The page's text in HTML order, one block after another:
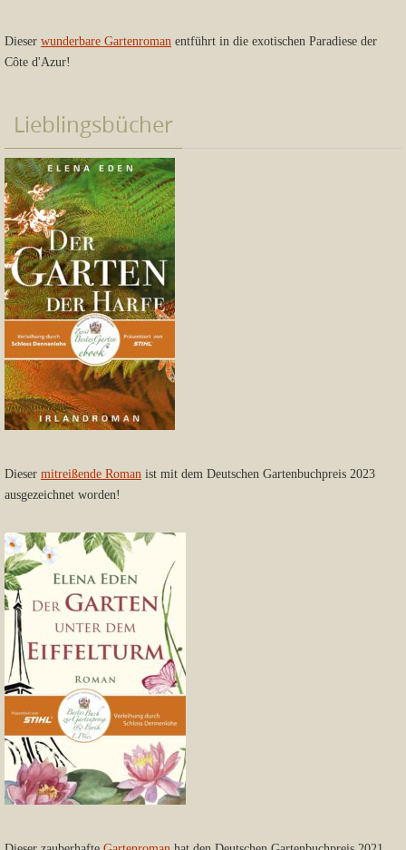
Dieser wunderbare Gartenroman entführt in die exotischen Paradiese der
Côte d'Azur!
Lieblingsbücher
Dieser mitreißende Roman ist mit dem Deutschen Gartenbuchpreis 2023
ausgezeichnet worden!